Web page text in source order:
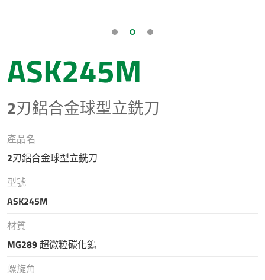
ASK245M
2刃鋁合金球型立銑刀
產品名
2刃鋁合金球型立銑刀
型號
ASK245M
材質
MG289 超微粒碳化鎢
螺旋角